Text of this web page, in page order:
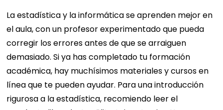
La estadística y la informática se aprenden mejor en
el aula, con un profesor experimentado que pueda
corregir los errores antes de que se arraiguen
demasiado. Si ya has completado tu formación
académica, hay muchísimos materiales y cursos en
línea que te pueden ayudar. Para una introducción
rigurosa a la estadística, recomiendo leer el